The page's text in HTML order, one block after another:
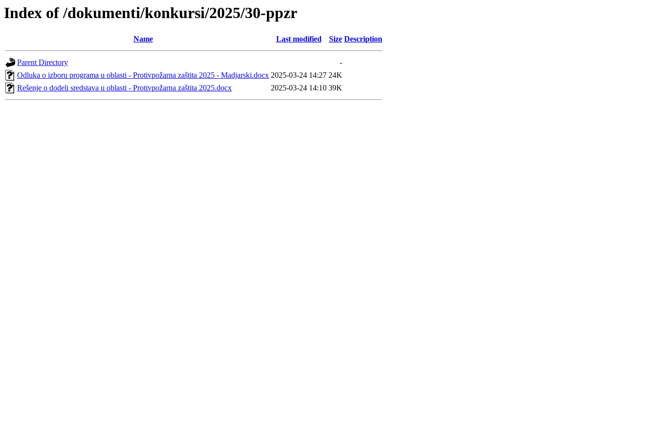
Index of /dokumenti/konkursi/2025/30-ppzr
Name Last modified Size Description
Parent Directory
-
Odluka o izboru programa u oblasti - Protivpožarna zaštita 2025 - Madjarski.docx 2025-03-24 14:27 24K
Rešenje o dodeli sredstava u oblasti - Protivpožarna zaštita 2025.docx
2025-03-24 14:10 39K